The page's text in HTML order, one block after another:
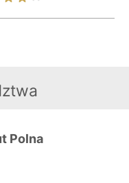
Polna